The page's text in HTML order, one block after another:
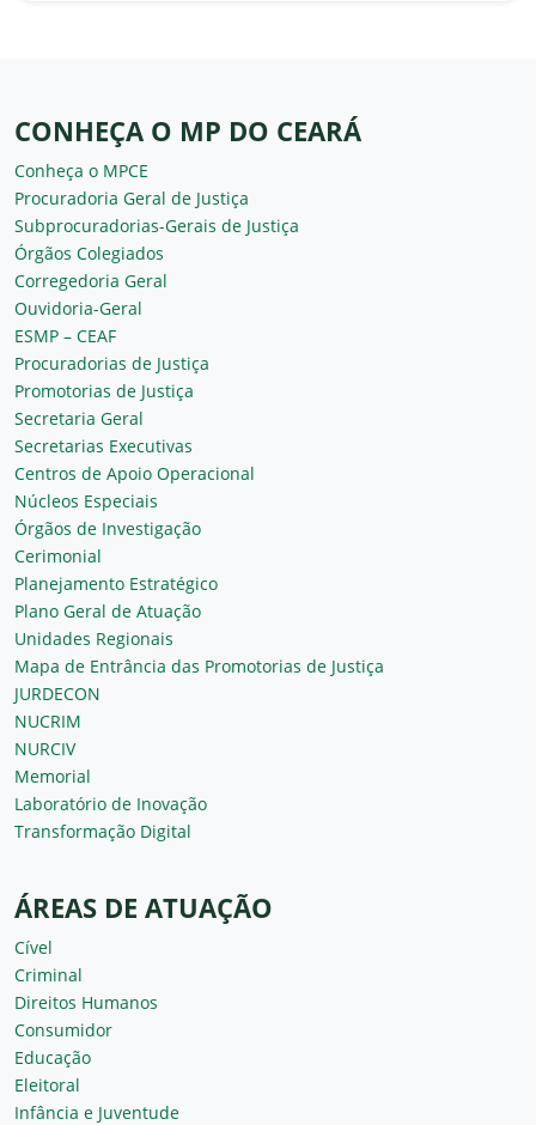
CONHEÇA O MP DO CEARÁ
Conheça o MPCE
Procuradoria Geral de Justiça
Subprocuradorias-Gerais de Justiça
Órgãos Colegiados
Corregedoria Geral
Ouvidoria-Geral
ESMP – CEAF
Procuradorias de Justiça
Promotorias de Justiça
Secretaria Geral
Secretarias Executivas
Centros de Apoio Operacional
Núcleos Especiais
Órgãos de Investigação
Cerimonial
Planejamento Estratégico
Plano Geral de Atuação
Unidades Regionais
Mapa de Entrância das Promotorias de Justiça
JURDECON
NUCRIM
NURCIV
Memorial
Laboratório de Inovação
Transformação Digital
ÁREAS DE ATUAÇÃO
Cível
Criminal
Direitos Humanos
Consumidor
Educação
Eleitoral
Infância e Juventude